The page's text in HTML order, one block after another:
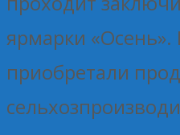
ярмарки «Осень».
приобретали